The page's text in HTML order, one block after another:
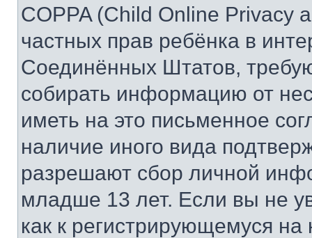
COPPA (Child Online Privacy
частных прав ребёнка в
Соединённых Штатов,
собирать информацию от
иметь на это письменное
наличие иного вида
разрешают сбор личной
младше 13 лет. Если вы не
как к регистрирующемуся